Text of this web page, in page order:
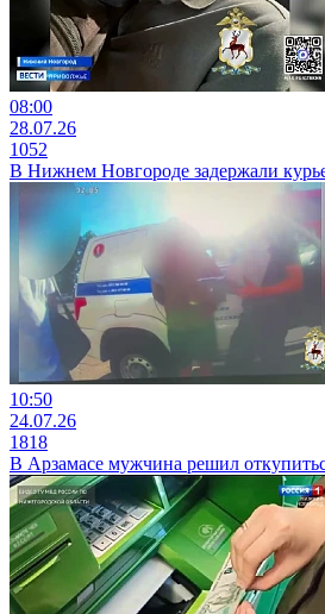
08:00
28.07.26
1052
В Нижнем Новгороде задержали
10:50
24.07.26
1818
В Арзамасе мужчина решил